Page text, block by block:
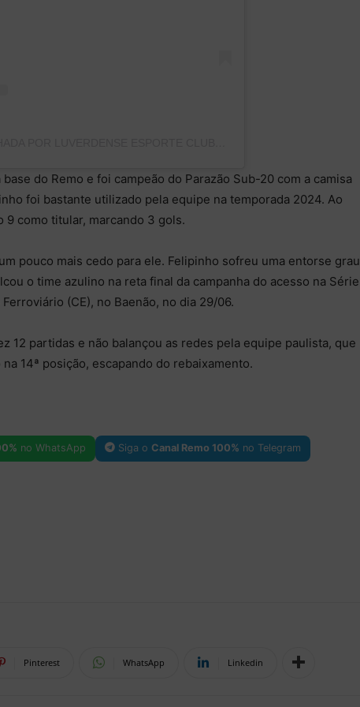
do Remo e foi campeão do Parazão Sub-20 com a camisa
foi bastante utilizado pela equipe na temporada 2024. Ao
como titular, marcando 3 gols.
pouco mais cedo para ele. Felipinho sofreu uma entorse grau
o time azulino na reta final da campanha do acesso na Série
(CE), no Baenão, no dia 29/06.
12 partidas e não balançou as redes pela equipe paulista, que
14ª posição, escapando do rebaixamento.
no WhatsApp Siga o Canal Remo 100% no Telegram
Pinterest WhatsApp Linkedin